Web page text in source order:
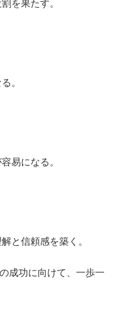
を果たす。
。
易になる。
と信頼感を築く。
成功に向けて、一歩一